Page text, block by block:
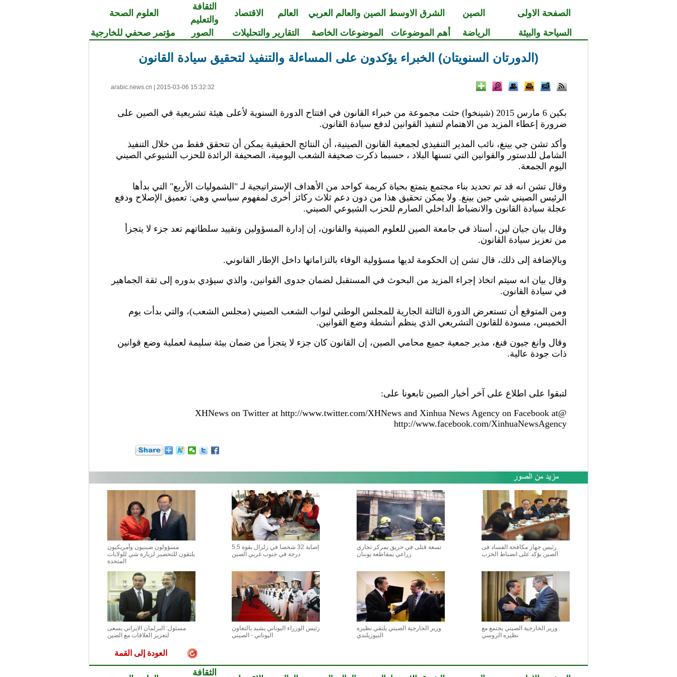
الصفحة الاولى الصين الشرق الاوسط الصين والعالم العربي العالم الاقتصاد
الثقافة
والتعليم
العلوم الصحة
السياحة والبيئة
الرياضة أهم الموضوعات الموضوعات الخاصة التقارير والتحليلات الصور مؤتمر صحفي للخارجية
(الدورتان السنويتان) الخبراء يؤكدون على المساءلة والتنفيذ لتحقيق سيادة القانون
arabic.news.cn 2015-03-06 15:32:32
بكين 6 مارس 2015 (شينخوا) حثت مجموعة من خبراء القانون في افتتاح الدورة السنوية لأعلى هيئة تشريعية في الصين على
ضرورة إعطاء المزيد من الاهتمام لتنفيذ القوانين لدفع سيادة القانون.
وأكد تشن جي بينغ، نائب المدير التنفيذي لجمعية القانون الصينية، أن النتائج الحقيقية يمكن أن تتحقق فقط من خلال التنفيذ
الشامل للدستور والقوانين التي تسنها البلاد ، حسبما ذكرت صحيفة الشعب اليومية، الصحيفة الرائدة للحزب الشيوعي الصيني
اليوم الجمعة.
وقال تشن انه قد تم تحديد بناء مجتمع يتمتع بحياة كريمة كواحد من الأهداف الإستراتيجية لـ "الشموليات الأربع" التي بدأها
الرئيس الصيني شي جين بينغ. ولا يمكن تحقيق هذا من دون دعم ثلاث ركائز أخرى لمفهوم سياسي وهي: تعميق الإصلاح ودفع
عجلة سيادة القانون والانضباط الداخلي الصارم للحزب الشيوعي الصيني.
وقال بيان جيان لين، أستاذ في جامعة الصين للعلوم الصينية والقانون، إن إدارة المسؤولين وتقييد سلطاتهم تعد جزء لا يتجزأ
من تعزيز سيادة القانون.
وبالإضافة إلى ذلك، قال تشن إن الحكومة لديها مسؤولية الوفاء بالتزاماتها داخل الإطار القانوني.
وقال بيان انه سيتم اتخاذ إجراء المزيد من البحوث في المستقبل لضمان جدوى القوانين، والذي سيؤدي بدوره إلى ثقة الجماهير
في سيادة القانون.
ومن المتوقع أن تستعرض الدورة الثالثة الجارية للمجلس الوطني لنواب الشعب الصيني (مجلس الشعب)، والتي بدأت يوم
الخميس، مسودة للقانون التشريعي الذي ينظم أنشطة وضع القوانين.
وقال وانغ جيون فنغ، مدير جمعية جميع محامي الصين، إن القانون كان جزء لا يتجزأ من ضمان بيئة سليمة لعملية وضع قوانين
ذات جودة عالية.
لتبقوا على اطلاع على آخر أخبار الصين تابعونا على:
@XHNews on Twitter at http://www.twitter.com/XHNews and Xinhua News Agency on Facebook at
http://www.facebook.com/XinhuaNewsAgency
رئيس جهاز مكافحة الفساد فى
الصين يؤكد على انضباط الحزب
تسعة قتلى في حريق بمركز تجاري
زراعي بمقاطعة يوننان
إصابة 32 شخصا في زلزال بقوة 5.5
درجة في جنوب غربي الصين
مسؤولون صينيون وأمريكيون
يلتقون للتحضير لزيارة شي للولايات
المتحدة
وزير الخارجية الصيني يجتمع مع
نظيره الروسي
وزير الخارجية الصيني يلتقي نظيره
النيوزيلندي
رئيس الوزراء اليوناني يشيد بالتعاون
اليوناني - الصيني
مسئول: البرلمان الايراني يسعى
لتعزيز العلاقات مع الصين
العودة إلى القمة
الثقافة